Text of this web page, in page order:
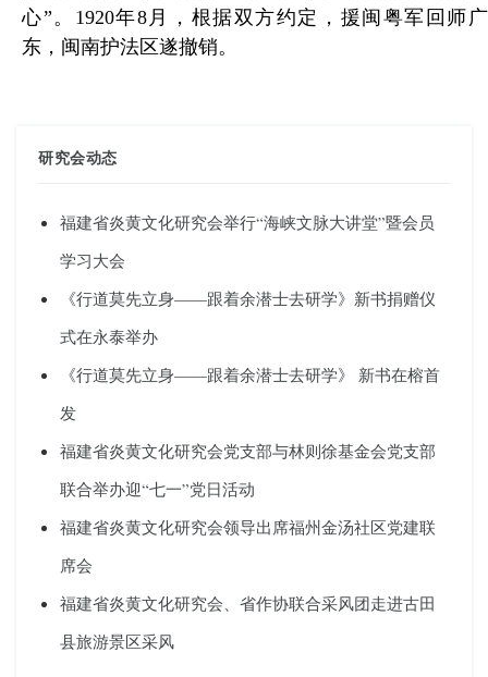
心”。1920年8月，根据双方约定，援闽粤军回师广
东，闽南护法区遂撤销。
研究会动态
福建省炎黄文化研究会举行“海峡文脉大讲堂”暨会员
学习大会
《行道莫先立身——跟着余潜士去研学》新书捐赠仪
式在永泰举办
《行道莫先立身——跟着余潜士去研学》 新书在榕首
发
福建省炎黄文化研究会党支部与林则徐基金会党支部
联合举办迎“七一”党日活动
福建省炎黄文化研究会领导出席福州金汤社区党建联
席会
福建省炎黄文化研究会、省作协联合采风团走进古田
县旅游景区采风